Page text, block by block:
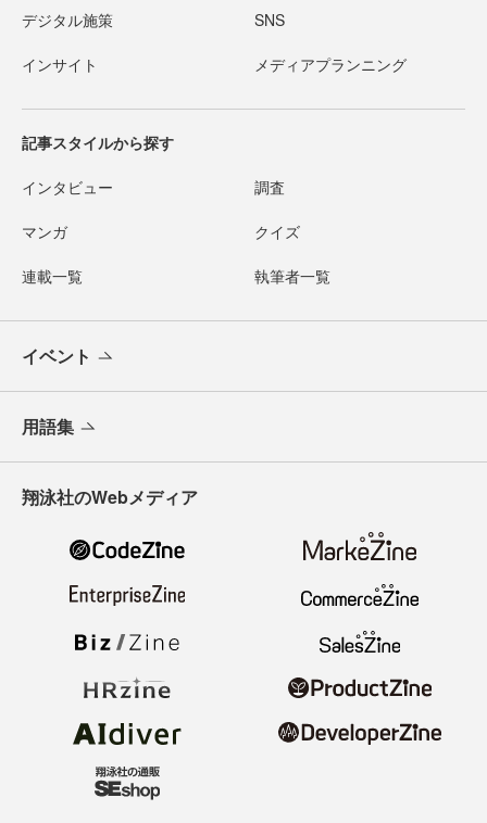
デジタル施策 SNS
インサイト メディアプランニング
記事スタイルから探す
インタビュー 調査
マンガ クイズ
連載一覧 執筆者一覧
イベント
用語集
翔泳社のWebメディア